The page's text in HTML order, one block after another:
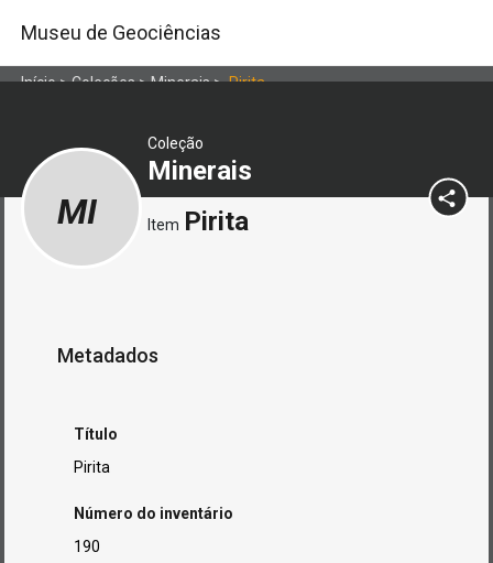
Museu de Geociências
Início>Coleções>Minerais>Pirita
Coleção
Minerais
MI Item Pirita
Metadados
Título
Pirita
Número do inventário
190